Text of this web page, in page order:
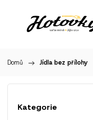
Domů / Jídla bez přílohy
Kategorie